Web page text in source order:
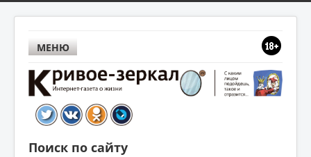
МЕНЮ
Поиск по сайту